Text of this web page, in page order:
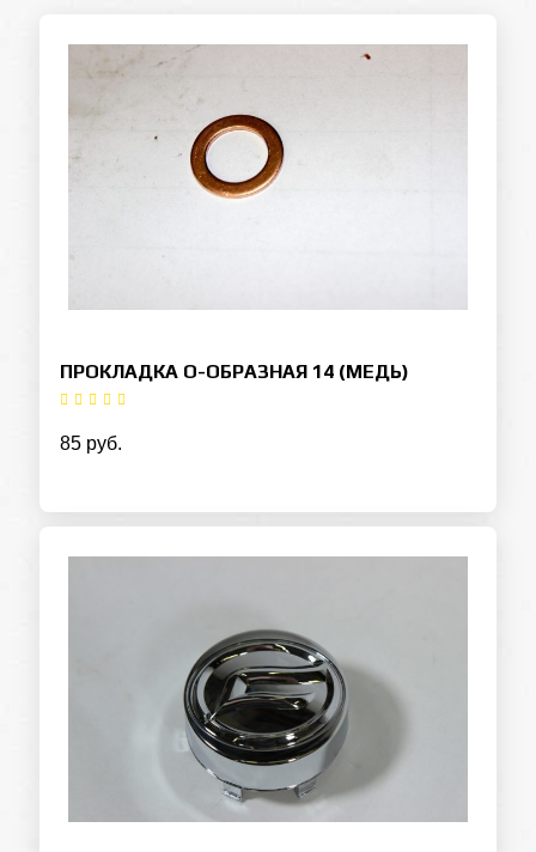
ПРОКЛАДКА О-ОБРАЗНАЯ 14 (МЕДЬ)
85 руб.